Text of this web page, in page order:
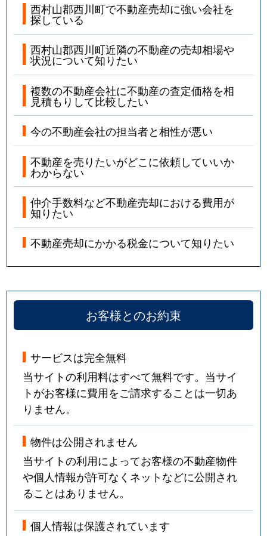
西村山郡西川町で不動産売却に強い会社を
探している
西村山郡西川町近隣の不動産の売却相場や
状況について知りたい
複数の不動産会社に不動産の査定価格を相
見積もりして比較したい
今の不動産会社の担当者と相性が悪い
不動産を売りたいがどこに依頼していいか
わからない
仲介手数料など不動産売却における費用が
知りたい
不動産売却にかかる税金について知りたい
お客様とのお約束
サービスは完全無料
当サイトの利用料はすべて無料です。当サイ
トがお客様に費用をご請求することは一切あ
りません。
物件は公開されません
当サイトの利用によってお客様の不動産物件
や個人情報が許可なくネットなどに公開され
ることはありません。
個人情報は保護されています